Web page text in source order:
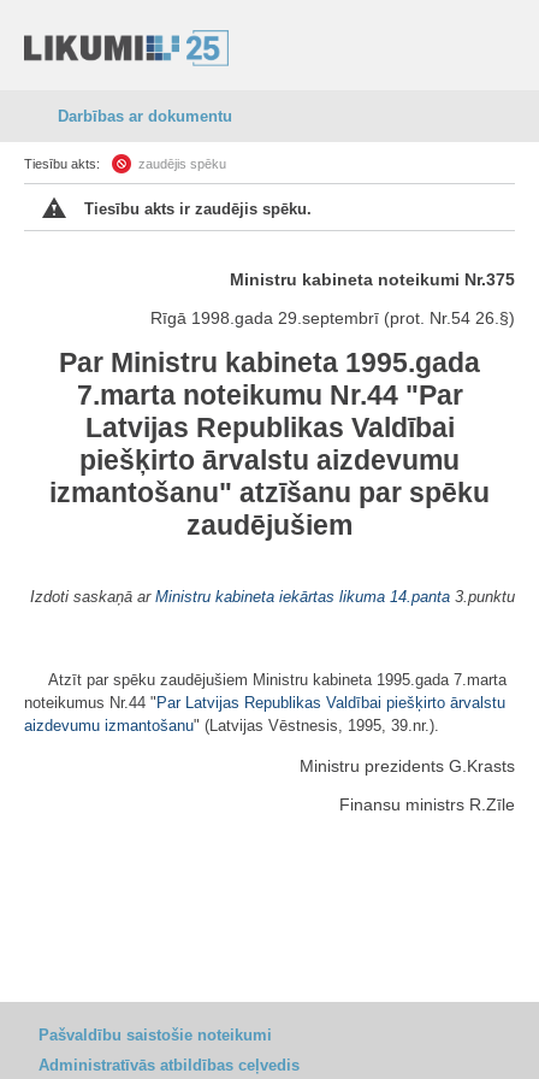
Darbības ar dokumentu
Tiesību akts: zaudējis spēku
Tiesību akts ir zaudējis spēku.
Ministru kabineta noteikumi Nr.375
Rīgā 1998.gada 29.septembrī (prot. Nr.54 26.§)
Par Ministru kabineta 1995.gada
7.marta noteikumu Nr.44 "Par
Latvijas Republikas Valdībai
piešķirto ārvalstu aizdevumu
izmantošanu" atzīšanu par spēku
zaudējušiem
Izdoti saskaņā ar Ministru kabineta iekārtas likuma 14.panta 3.punktu
Atzīt par spēku zaudējušiem Ministru kabineta 1995.gada 7.marta
noteikumus Nr.44 "Par Latvijas Republikas Valdībai piešķirto ārvalstu
aizdevumu izmantošanu" (Latvijas Vēstnesis, 1995, 39.nr.).
Ministru prezidents G.Krasts
Finansu ministrs R.Zīle
Pašvaldību saistošie noteikumi
Administratīvās atbildības ceļvedis